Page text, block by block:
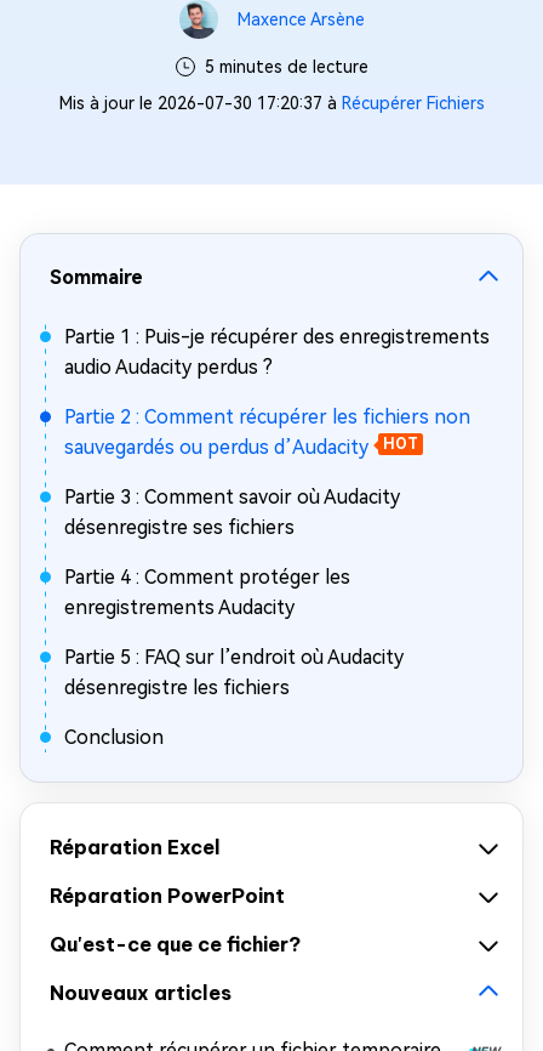
Maxence Arsène
5 minutes de lecture
Mis à jour le 2026-07-30 17:20:37 à Récupérer Fichiers
Sommaire
Partie 1 : Puis-je récupérer des enregistrements
audio Audacity perdus ?
Partie 2 : Comment récupérer les fichiers non
sauvegardés ou perdus d’Audacity
HOT
Partie 3 : Comment savoir où Audacity
désenregistre ses fichiers
Partie 4 : Comment protéger les
enregistrements Audacity
Partie 5 : FAQ sur l’endroit où Audacity
désenregistre les fichiers
Conclusion
Réparation Excel
Réparation PowerPoint
Qu'est-ce que ce fichier?
Nouveaux articles